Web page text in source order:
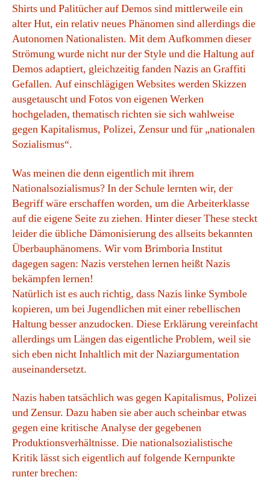
Shirts und Palitücher auf Demos sind mittlerweile ein
alter Hut, ein relativ neues Phänomen sind allerdings die
Autonomen Nationalisten. Mit dem Aufkommen dieser
Strömung wurde nicht nur der Style und die Haltung auf
Demos adaptiert, gleichzeitig fanden Nazis an Graffiti
Gefallen. Auf einschlägigen Websites werden Skizzen
ausgetauscht und Fotos von eigenen Werken
hochgeladen, thematisch richten sie sich wahlweise
gegen Kapitalismus, Polizei, Zensur und für „nationalen
Sozialismus“.
Was meinen die denn eigentlich mit ihrem
Nationalsozialismus? In der Schule lernten wir, der
Begriff wäre erschaffen worden, um die Arbeiterklasse
auf die eigene Seite zu ziehen. Hinter dieser These steckt
leider die übliche Dämonisierung des allseits bekannten
Überbauphänomens. Wir vom Brimboria Institut
dagegen sagen: Nazis verstehen lernen heißt Nazis
bekämpfen lernen!
Natürlich ist es auch richtig, dass Nazis linke Symbole
kopieren, um bei Jugendlichen mit einer rebellischen
Haltung besser anzudocken. Diese Erklärung vereinfacht
allerdings um Längen das eigentliche Problem, weil sie
sich eben nicht Inhaltlich mit der Naziargumentation
auseinandersetzt.
Nazis haben tatsächlich was gegen Kapitalismus, Polizei
und Zensur. Dazu haben sie aber auch scheinbar etwas
gegen eine kritische Analyse der gegebenen
Produktionsverhältnisse. Die nationalsozialistische
Kritik lässt sich eigentlich auf folgende Kernpunkte
runter brechen: